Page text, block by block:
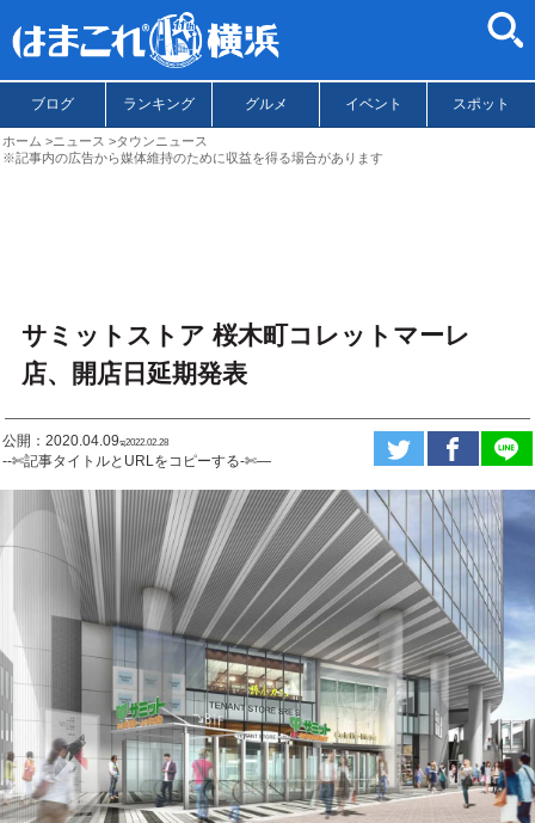
ブログ ランキング グルメ イベント スポット
ホーム ニュース
タウンニュース
※記事内の広告から媒体維持のために収益を得る場合があります
サミットストア 桜木町コレットマーレ
店、開店日延期発表
公開：2020.04.09ಇ2022.02.28
--✄記事タイトルとURLをコピーする-✄—